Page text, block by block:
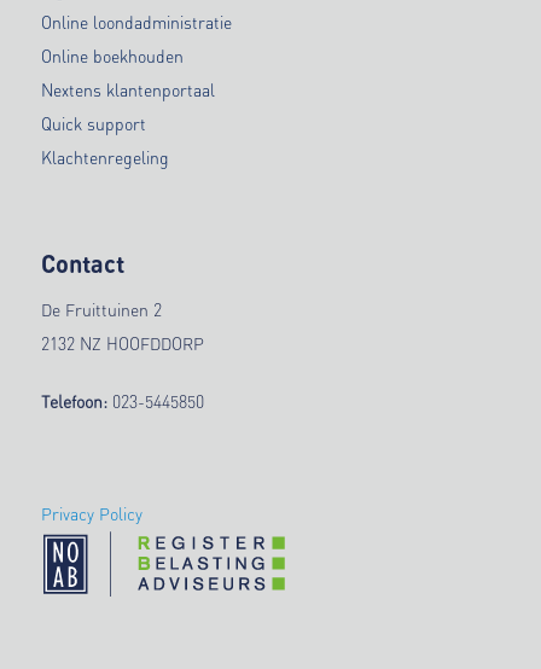
Online loondadministratie
Online boekhouden
Nextens klantenportaal
Quick support
Klachtenregeling
Contact
De Fruittuinen 2
2132 NZ HOOFDDORP
Telefoon:023-5445850
Privacy Policy